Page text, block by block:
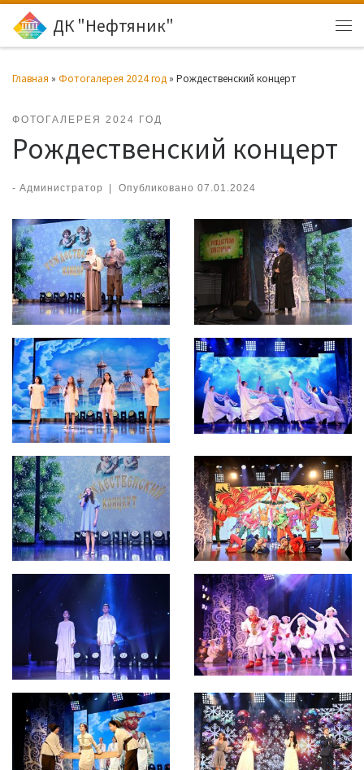
Перейти к содержимому
ДК "Нефтяник"
Главная » Фотогалерея 2024 год » Рождественский концерт
ФОТОГАЛЕРЕЯ 2024 ГОД
Рождественский концерт
- Администратор Опубликовано 07.01.2024